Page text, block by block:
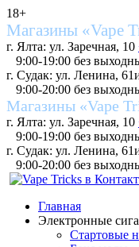
18+
Магазины «Vape
г. Ялта: ул. Заречная, 10
9:00-19:00 без
г. Судак: ул. Ленина,
9:00-20:00 без
Магазины «Vape
г. Ялта: ул. Заречная, 10
9:00-19:00 без
г. Судак: ул. Ленина,
9:00-20:00 без
Главная
Электронные
Стартовые